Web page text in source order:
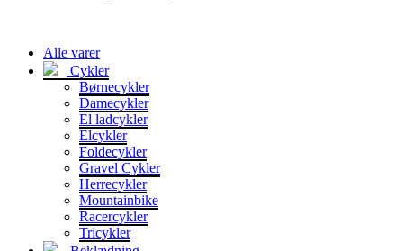
Alle varer
Cykler
Børnecykler
Damecykler
El ladcykler
Elcykler
Foldecykler
Gravel Cykler
Herrecykler
Mountainbike
Racercykler
Tricykler